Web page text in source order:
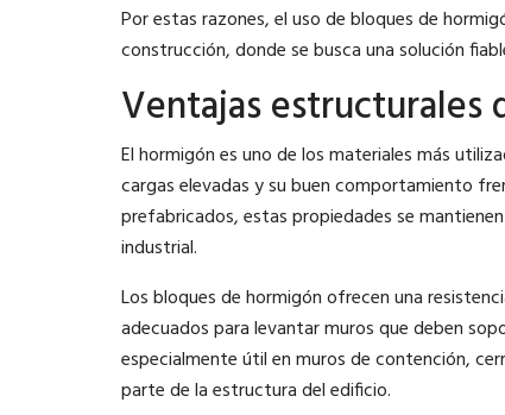
Por estas razones, el uso de bloques de
construcción, donde se busca una solución
Ventajas
El hormigón es uno de los materiales más
cargas elevadas y su buen comportamiento
prefabricados, estas propiedades se
industrial.
Los bloques de hormigón ofrecen una
adecuados para levantar muros que deben
especialmente útil en muros de contención,
parte de la estructura del edificio.